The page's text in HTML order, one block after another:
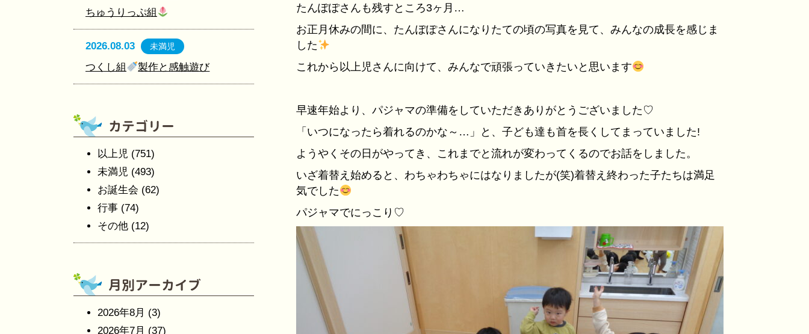
たんぽぽさんも残すところ3ヶ月…
お正月休みの間に、たんぽぽさんになりたての頃の写真を見て、みんなの成長を感じま
した
これから以上児さんに向けて、みんなで頑張っていきたいと思います
早速年始より、パジャマの準備をしていただきありがとうございました♡
「いつになったら着れるのかな～…」と、子ども達も首を長くしてまっていました!
ようやくその日がやってき、これまでと流れが変わってくるのでお話をしました。
いざ着替え始めると、わちゃわちゃにはなりましたが(笑)着替え終わった子たちは満足
気でした
パジャマでにっこり♡
ちゅうりっぷ組
2026.08.03 未満児
つくし組 製作と感触遊び
以上児 (751)
未満児 (493)
お誕生会 (62)
行事 (74)
その他 (12)
2026年8月 (3)
2026年7月 (37)